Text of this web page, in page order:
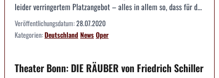
leider verringertem Platzangebot – alles in allem so, dass für d...
Veröffentlichungsdatum:28.07.2020
Kategorien:DeutschlandNewsOper
Theater Bonn: DIE RÄUBER von Friedrich Schiller